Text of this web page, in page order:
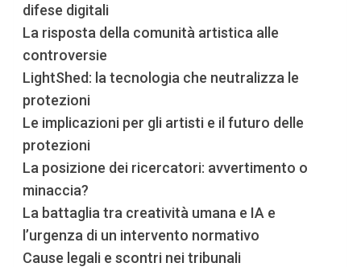
difese digitali
La risposta della comunità artistica alle
controversie
LightShed: la tecnologia che neutralizza le
protezioni
Le implicazioni per gli artisti e il futuro delle
protezioni
La posizione dei ricercatori: avvertimento o
minaccia?
La battaglia tra creatività umana e IA e
l’urgenza di un intervento normativo
Cause legali e scontri nei tribunali